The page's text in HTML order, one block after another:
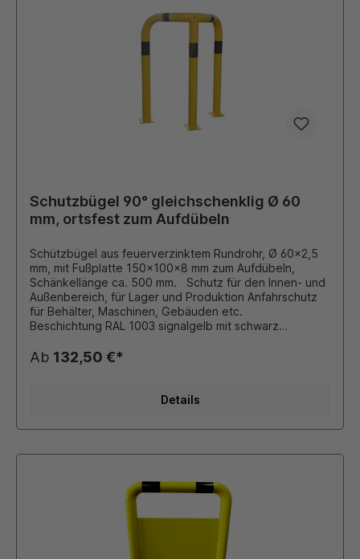
Schutzbügel 90° gleichschenklig Ø 60
mm, ortsfest zum Aufdübeln
Schützbügel aus feuerverzinktem Rundrohr, Ø 60x2,5
mm, mit Fußplatte 150x100x8 mm zum Aufdübeln,
Schänkellänge ca. 500 mm. Schutz für den Innen- und
Außenbereich, für Lager und Produktion Anfahrschutz
für Behälter, Maschinen, Gebäuden etc.
Beschichtung RAL 1003 signalgelb mit schwarz
verkehrsweiss mit rot reflektierenden Folienringen
Andere Farben auf Anfrage möglich!!!
Ab 132,50 €*
Details